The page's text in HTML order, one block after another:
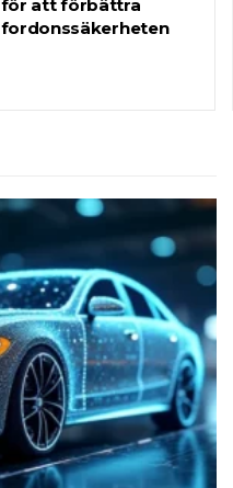
för att förbättra
fordonssäkerheten